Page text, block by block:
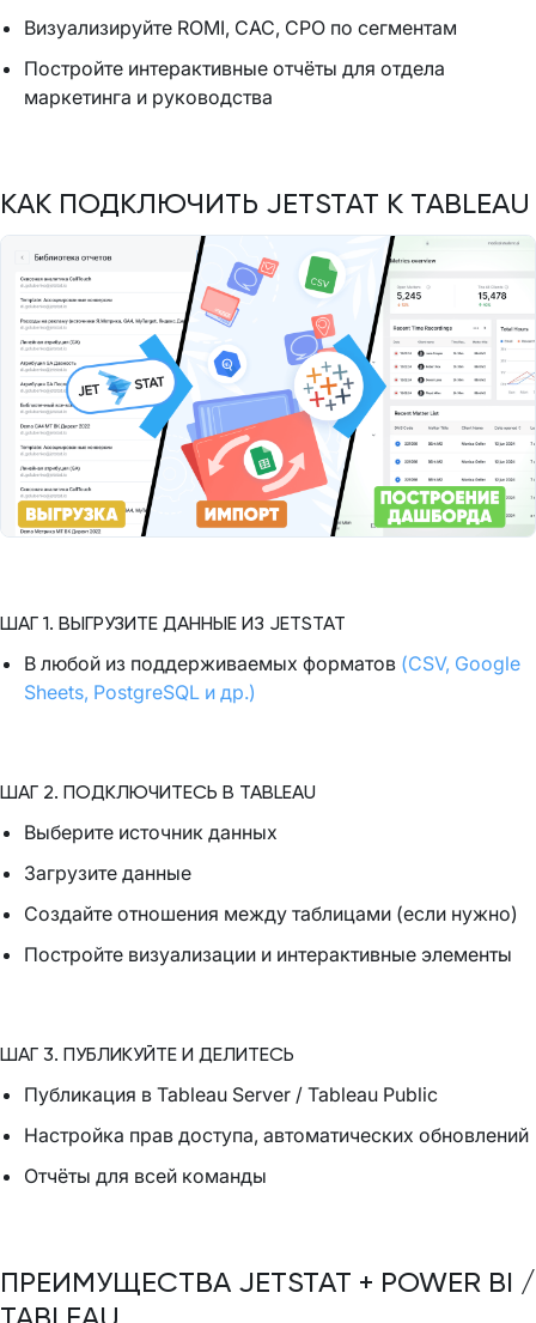
Визуализируйте ROMI, CAC, CPO по сегментам
Постройте интерактивные отчёты для отдела
маркетинга и руководства
КАК ПОДКЛЮЧИТЬ JETSTAT К TABLEAU
ШАГ 1. ВЫГРУЗИТЕ ДАННЫЕ ИЗ JETSTAT
В любой из поддерживаемых форматов (CSV, Google
Sheets, PostgreSQL и др.)
ШАГ 2. ПОДКЛЮЧИТЕСЬ В TABLEAU
Выберите источник данных
Загрузите данные
Создайте отношения между таблицами (если нужно)
Постройте визуализации и интерактивные элементы
ШАГ 3. ПУБЛИКУЙТЕ И ДЕЛИТЕСЬ
Публикация в Tableau Server / Tableau Public
Настройка прав доступа, автоматических обновлений
Отчёты для всей команды
ПРЕИМУЩЕСТВА JETSTAT + POWER BI /